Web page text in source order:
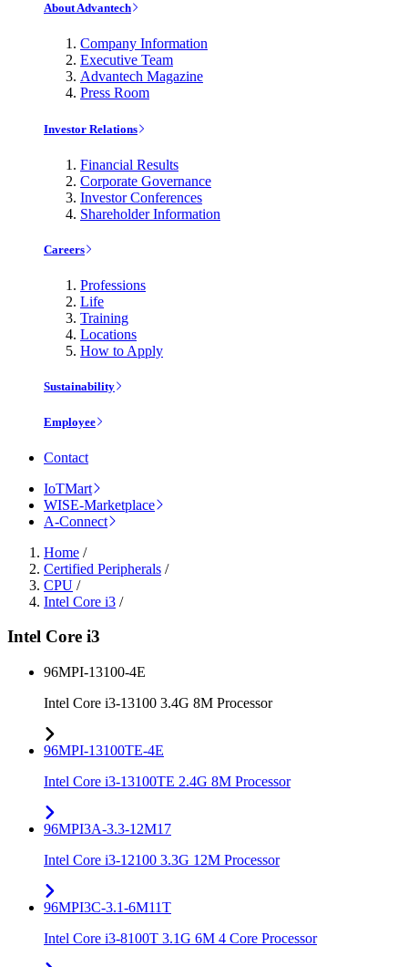
About Advantech
Company Information
Executive Team
Advantech Magazine
Press Room
Investor Relations
Financial Results
Corporate Governance
Investor Conferences
Shareholder Information
Careers
Professions
Life
Training
Locations
How to Apply
Sustainability
Employee
Contact
IoTMart
WISE-Marketplace
A-Connect
Home /
Certified Peripherals /
CPU /
Intel Core i3 /
Intel Core i3
96MPI-13100-4E
Intel Core i3-13100 3.4G 8M Processor
96MPI-13100TE-4E
Intel Core i3-13100TE 2.4G 8M Processor
96MPI3A-3.3-12M17
Intel Core i3-12100 3.3G 12M Processor
96MPI3C-3.1-6M11T
Intel Core i3-8100T 3.1G 6M 4 Core Processor